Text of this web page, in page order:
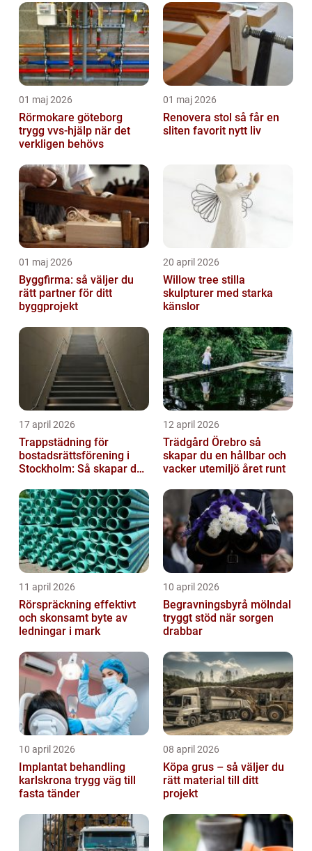
01 maj 2026
Rörmokare göteborg
trygg vvs-hjälp när det
verkligen behövs
01 maj 2026
Renovera stol så får en
sliten favorit nytt liv
01 maj 2026
Byggfirma: så väljer du
rätt partner för ditt
byggprojekt
20 april 2026
Willow tree stilla
skulpturer med starka
känslor
17 april 2026
Trappstädning för
bostadsrättsförening i
Stockholm: Så skapar du
trapphus...
12 april 2026
Trädgård Örebro så
skapar du en hållbar och
vacker utemiljö året runt
11 april 2026
Rörspräckning effektivt
och skonsamt byte av
ledningar i mark
10 april 2026
Begravningsbyrå mölndal
tryggt stöd när sorgen
drabbar
10 april 2026
Implantat behandling
karlskrona trygg väg till
fasta tänder
08 april 2026
Köpa grus – så väljer du
rätt material till ditt
projekt